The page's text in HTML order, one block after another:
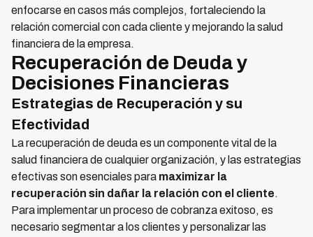
enfocarse en casos más complejos, fortaleciendo la
relación comercial con cada cliente y mejorando la salud
financiera de la empresa.
Recuperación de Deuda y
Decisiones Financieras
Estrategias de Recuperación y su
Efectividad
La recuperación de deuda es un componente vital de la
salud financiera de cualquier organización, y las estrategias
efectivas son esenciales para maximizar la
recuperación sin dañar la relación con el cliente.
Para implementar un proceso de cobranza exitoso, es
necesario segmentar a los clientes y personalizar las